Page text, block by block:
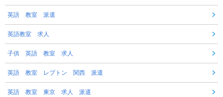
英語 教室 派遣
英語教室 求人
子供 英語 教室 求人
英語 教室 レプトン 関西 派遣
英語 教室 東京 求人 派遣